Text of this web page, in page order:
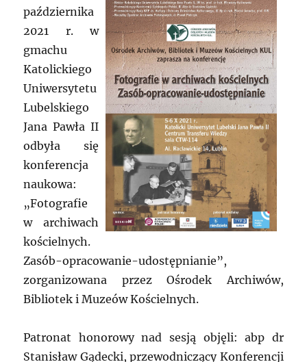
października
2021 r. w
gmachu
Katolickiego
Uniwersytetu
Lubelskiego
Jana Pawła II
odbyła się
konferencja
naukowa:
„Fotografie
w archiwach
kościelnych.
Zasób-opracowanie-udostępnianie”,
zorganizowana przez Ośrodek Archiwów,
Bibliotek i Muzeów Kościelnych.
Patronat honorowy nad sesją objęli: abp dr
Stanisław Gądecki, przewodniczący Konferencji